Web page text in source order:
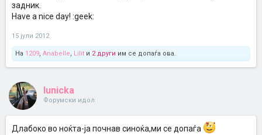
задник.
Have a nice day! :geek:
15 јули 2012
На 1209, Anabelle, Lilit и 2 други им се допаѓа ова.
lunicka
Форумски идол
Длабоко во ноќта-ја почнав синоќа,ми се допаѓа